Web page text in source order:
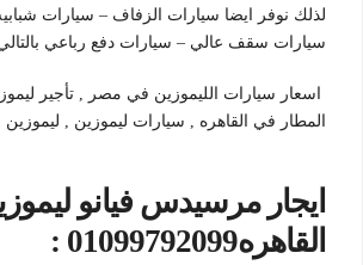
لذلك نوفر ايضا سيارات الزفاف – سيارات
سيارات سقف عالي – سيارات دفع رباعي
اسعار سيارات الليموزين في مصر , تأجير
المطار في القاهره , سيارات ليموزين , ليموزين
القاهره01099792099 :